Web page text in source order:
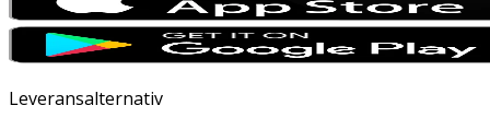
Leveransalternativ